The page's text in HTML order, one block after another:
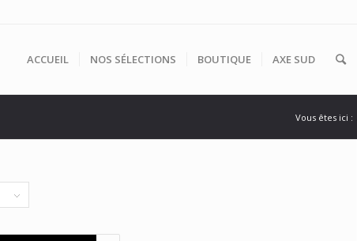
ACCUEIL NOS SÉLECTIONS BOUTIQUE AXE SUD
Vous êtes ici :